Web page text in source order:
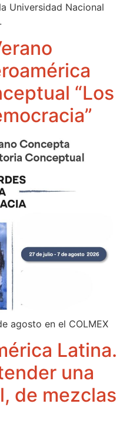
Universidad Nacional
“Los
agosto en el COLMEX
Latina.
una
de mezclas